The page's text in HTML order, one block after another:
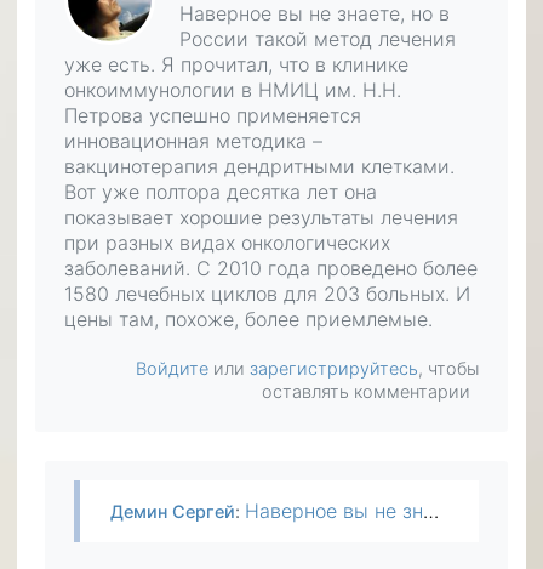
Наверное вы не знаете, но в
России такой метод лечения
уже есть. Я прочитал, что в клинике
онкоиммунологии в НМИЦ им. Н.Н.
Петрова успешно применяется
инновационная методика –
вакцинотерапия дендритными клетками.
Вот уже полтора десятка лет она
показывает хорошие результаты лечения
при разных видах онкологических
заболеваний. С 2010 года проведено более
1580 лечебных циклов для 203 больных. И
цены там, похоже, более приемлемые.
Войдите или зарегистрируйтесь, чтобы
оставлять комментарии
Демин Сергей: Наверное вы не знаете, но в России такой метод лечения уже есть. Я прочитал, что в клинике онкоиммунологии в НМИЦ им. Н.Н. Петрова успешно применяется инновационная методика – вакцинотерапия…